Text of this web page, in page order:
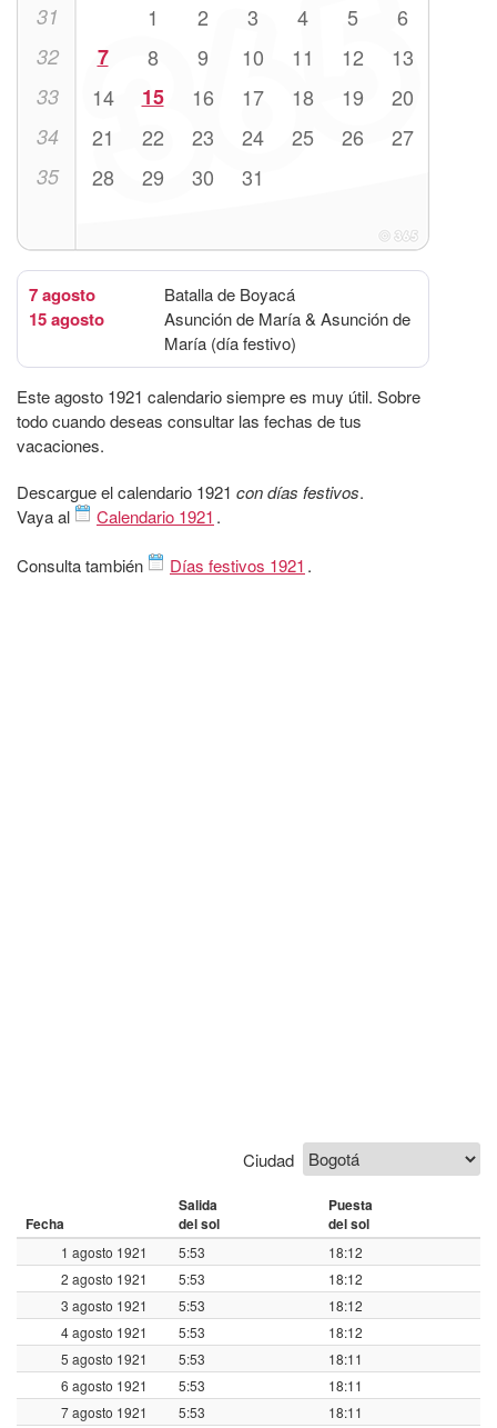
31 1 2 3 4 5 6
32 7 8 9 10 11 12 13
33 14 15 16 17 18 19 20
34 21 22 23 24 25 26 27
35 28 29 30 31
7 agosto Batalla de Boyacá
15 agosto
Asunción de María & Asunción de
María (día festivo)
Este agosto 1921 calendario siempre es muy útil. Sobre
todo cuando deseas consultar las fechas de tus
vacaciones.
Descargue el calendario 1921 con días festivos.
Vaya al
Calendario 1921 .
Consulta también Días festivos 1921 .
Ciudad
Fecha
Salida
del sol
Puesta
del sol
1 agosto 1921 5:53
18:12
2 agosto 1921
5:53
18:12
3 agosto 1921
5:53
18:12
4 agosto 1921
5:53
18:12
5 agosto 1921
5:53
18:11
6 agosto 1921
5:53
18:11
7 agosto 1921
5:53 18:11